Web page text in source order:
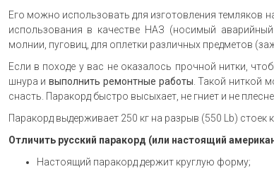
Его можно использовать для изготовления темляков
использования в качестве НАЗ (носимый
молнии, пуговиц, для оплетки различных предметов
Если в походе у вас не оказалось прочной нитки,
шнура и выполнить ремонтные работы. Такой ниткой
снасть. Паракорд быстро высыхает, не гниет и не
Паракорд выдерживает 250 кг на разрыв (550 Lb)
Отличить русский паракорд (или настоящий
Настоящий паракорд держит круглую форму;